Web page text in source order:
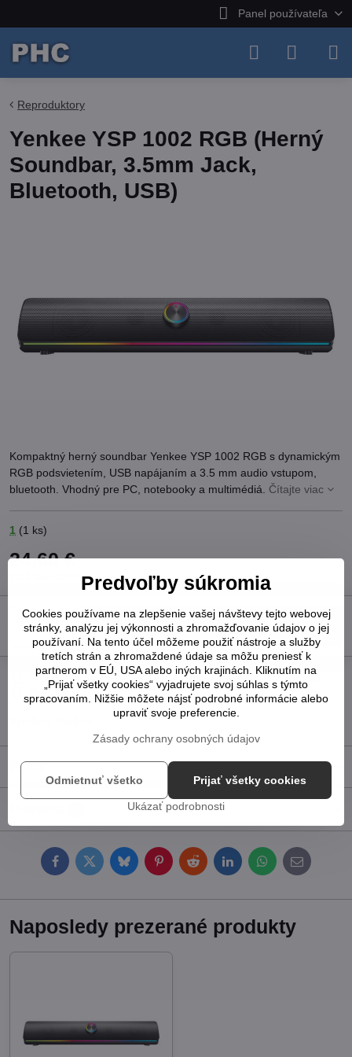
Panel používateľa
Reproduktory
Yenkee YSP 1002 RGB (Herný
Soundbar, 3.5mm Jack,
Bluetooth, USB)
Kompaktný herný soundbar Yenkee YSP 1002 RGB s dynamickým
RGB podsvietením, USB napájaním a 3.5 mm audio vstupom,
bluetooth. Vhodný pre PC, notebooky a multimédiá. Čítajte viac
1 (1 ks)
24,60 €
Do košíka
Pridať k Obľúbeným Otázka k produktu
Strážny pes
Doručenia
Popis
FacebookTwitterBlueskyPinterestRedditLinkedInWhatsApp
E-
mail
Naposledy prezerané produkty
Predvoľby súkromia
Cookies používame na zlepšenie vašej návštevy tejto webovej
stránky, analýzu jej výkonnosti a zhromažďovanie údajov o jej
používaní. Na tento účel môžeme použiť nástroje a služby
tretích strán a zhromaždené údaje sa môžu preniesť k
partnerom v EÚ, USA alebo iných krajinách. Kliknutím na
„Prijať všetky cookies“ vyjadrujete svoj súhlas s týmto
spracovaním. Nižšie môžete nájsť podrobné informácie alebo
upraviť svoje preferencie.
Zásady ochrany osobných údajov
Ukázať podrobnosti
Prijať všetky cookies
Odmietnuť všetko